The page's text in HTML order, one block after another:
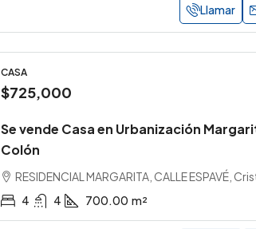
Llamar
CASA
$725,000
Se vende Casa en Urbanización
Colón
RESIDENCIAL MARGARITA, CALLE ESPAVÉ,
4
4 700.00 m²